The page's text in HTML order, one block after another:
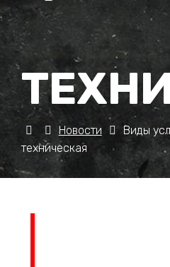
Новости
Виды
техническая